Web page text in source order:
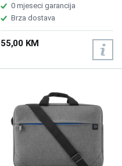
0 mjeseci garancija
Brza dostava
55,00 KM